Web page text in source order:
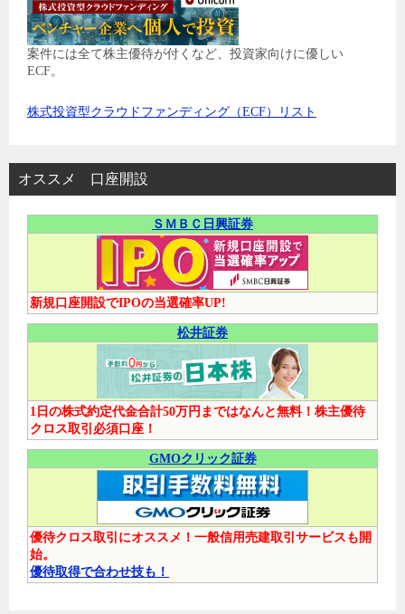
案件には全て株主優待が付くなど、投資家向けに優しい
ECF。
株式投資型クラウドファンディング（ECF）リスト
オススメ 口座開設
ＳＭＢＣ日興証券
新規口座開設でIPOの当選確率UP!
松井証券
1日の株式約定代金合計50万円まではなんと無料！株主優待
クロス取引必須口座！
GMOクリック証券
優待クロス取引にオススメ！一般信用売建取引サービスも開
始。
優待取得で合わせ技も！